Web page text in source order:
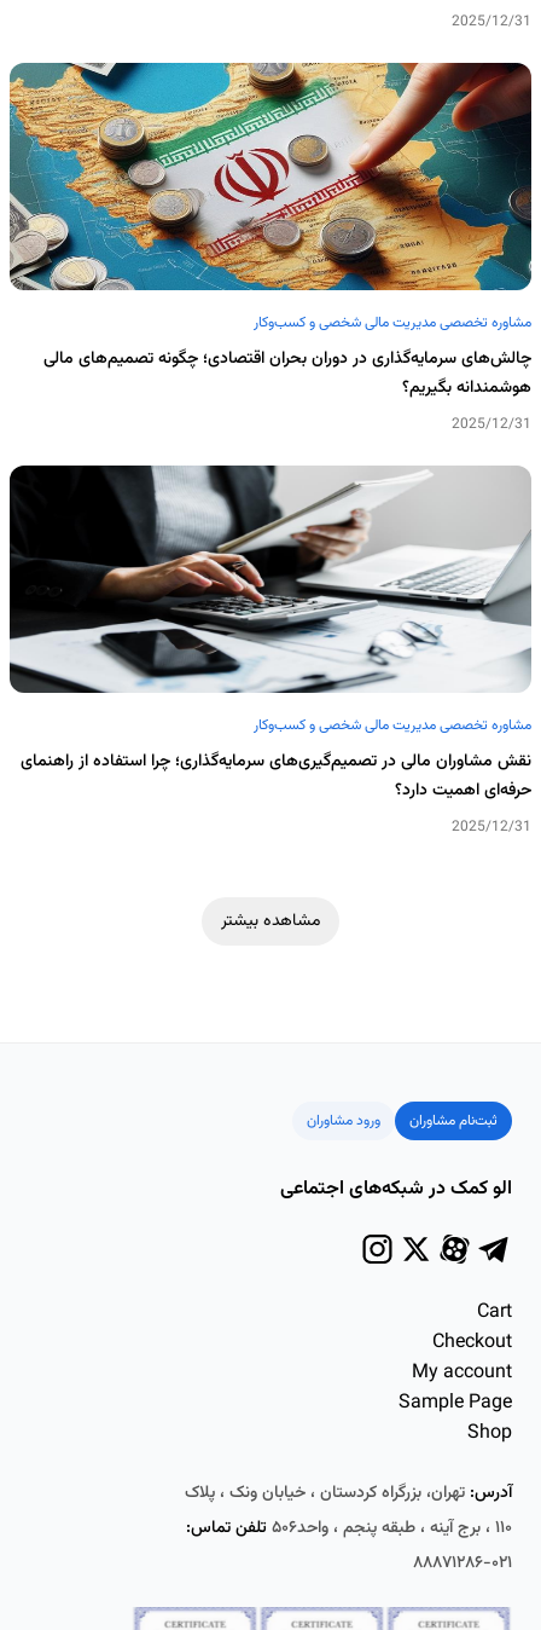
2025/12/31
مشاوره تخصصی مدیریت مالی شخصی و کسب‌وکار
چالش‌های سرمایه‌گذاری در دوران بحران اقتصادی؛ چگونه تصمیم‌های مالی
هوشمندانه بگیریم؟
2025/12/31
مشاوره تخصصی مدیریت مالی شخصی و کسب‌وکار
نقش مشاوران مالی در تصمیم‌گیری‌های سرمایه‌گذاری؛ چرا استفاده از راهنمای
حرفه‌ای اهمیت دارد؟
2025/12/31
مشاهده بیشتر
ثبت‌نام مشاوران ورود مشاوران
الو کمک در شبکه‌های اجتماعی
Cart
Checkout
My account
Sample Page
Shop
آدرس: تهران، بزرگراه کردستان ، خیابان ونک ، پلاک
۱۱۰ ، برج آینه ، طبقه پنجم ، واحد۵۰۶
تلفن تماس:
۰۲۱-۸۸۸۷۱۲۸۶